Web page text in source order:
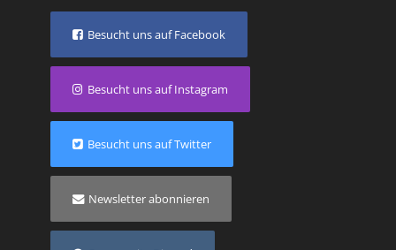
Besucht uns auf Facebook
Besucht uns auf Instagram
Besucht uns auf Twitter
Newsletter abonnieren